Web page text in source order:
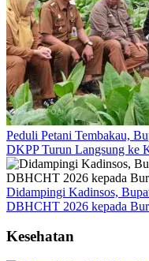
Peduli Petani Tembakau,
DKPP Turun Langsung ke
Didampingi Kadinsos,
DBHCHT 2026 kepada
Kesehatan